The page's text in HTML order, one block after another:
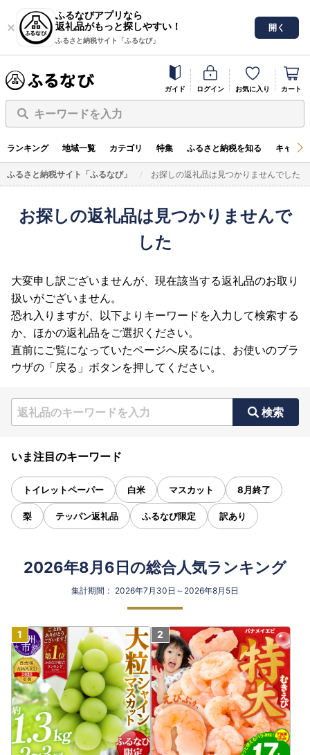
ふるなびアプリなら
返礼品がもっと探しやすい！
ふるさと納税サイト「ふるなび」
開く
ガイド ログイン お気に入り カート
キーワードを入力
ランキング 地域一覧 カテゴリ 特集 ふるさと納税を知る キャン
ふるさと納税サイト「ふるなび」 お探しの返礼品は見つかりませんでした
お探しの返礼品は見つかりませんで
した
大変申し訳ございませんが、現在該当する返礼品のお取り
扱いがございません。
恐れ入りますが、以下よりキーワードを入力して検索する
か、ほかの返礼品をご選択ください。
直前にご覧になっていたページへ戻るには、お使いのブラ
ウザの「戻る」ボタンを押してください。
検索
いま注目のキーワード
トイレットペーパー 白米 マスカット 8月終了
梨 テッパン返礼品 ふるなび限定 訳あり
2026年8月6日の総合人気ランキング
集計期間： 2026年7月30日～2026年8月5日